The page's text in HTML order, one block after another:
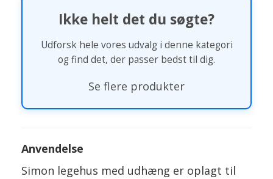
Ikke helt det du søgte?
Udforsk hele vores udvalg i denne kategori
og find det, der passer bedst til dig.
Se flere produkter
Anvendelse
Simon legehus med udhæng er oplagt til